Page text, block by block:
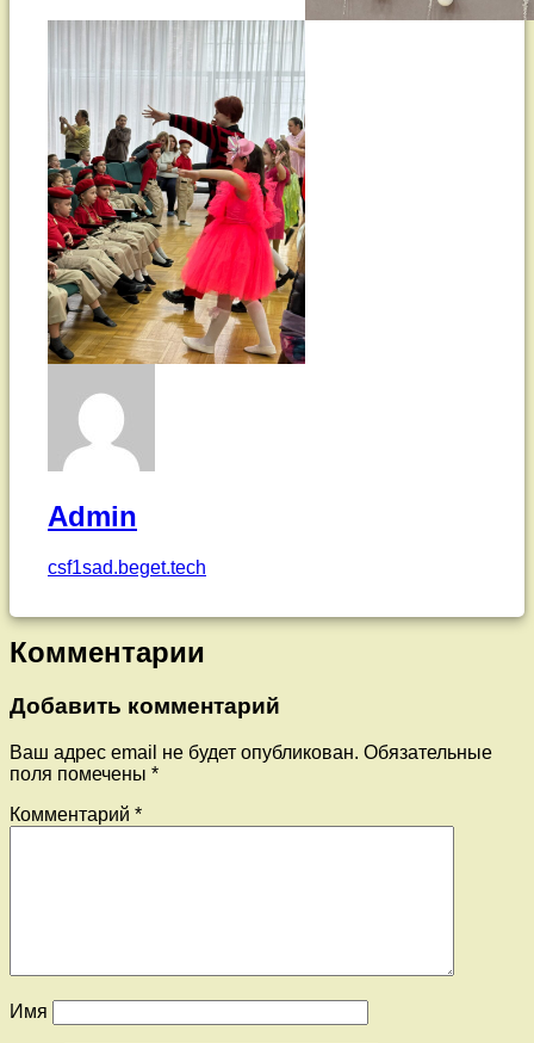
детей
подготовительной
группы
нашего
детского
сада.
Posted on26.12.2024
Updated on26.12.2024
Admin
csf1sad.beget.tech
Комментарии
Добавить комментарий
Ваш адрес email не будет опубликован. Обязательные
поля помечены *
Комментарий *
Имя